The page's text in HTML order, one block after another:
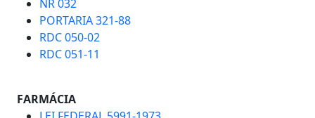
NR 032
PORTARIA 321-88
RDC 050-02
RDC 051-11
FARMÁCIA